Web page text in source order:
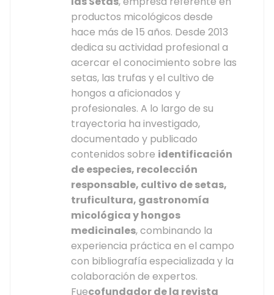
productos micológicos desde
hace más de 15 años. Desde 2013
dedica su actividad profesional a
acercar el conocimiento sobre las
setas, las trufas y el cultivo de
hongos a aficionados y
profesionales. A lo largo de su
trayectoria ha investigado,
documentado y publicado
contenidos sobre identificación
de especies, recolección
responsable, cultivo de setas,
truficultura, gastronomía
micológica y hongos
medicinales, combinando la
experiencia práctica en el campo
con bibliografía especializada y la
colaboración de expertos.
Fuecofundador de la revista